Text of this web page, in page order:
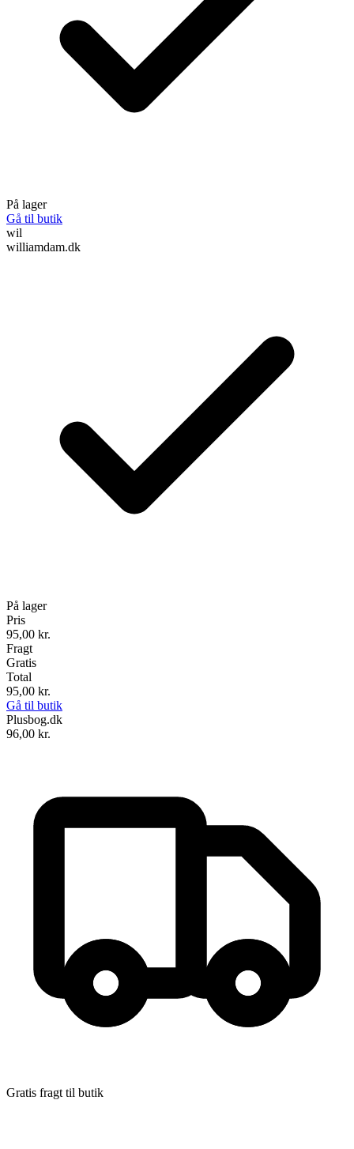
På lager
Gå til butik
wil
williamdam.dk
På lager
Pris
95,00 kr.
Fragt
Gratis
Total
95,00 kr.
Gå til butik
Plusbog.dk
96,00 kr.
Gratis fragt til butik